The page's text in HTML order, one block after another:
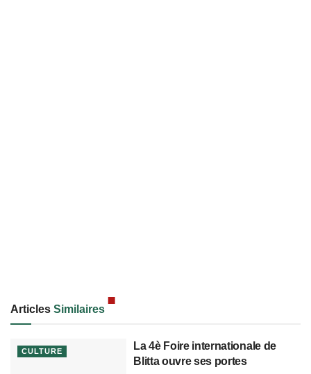
Articles Similaires
CULTURE
La 4è Foire internationale de
Blitta ouvre ses portes